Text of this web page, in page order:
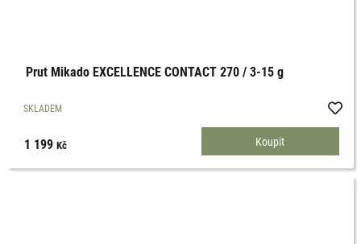
Prut Mikado EXCELLENCE CONTACT 270 / 3-15 g
SKLADEM
1 199Kč